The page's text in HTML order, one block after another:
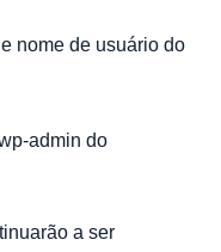
nome de usuário do
admin do
a ser